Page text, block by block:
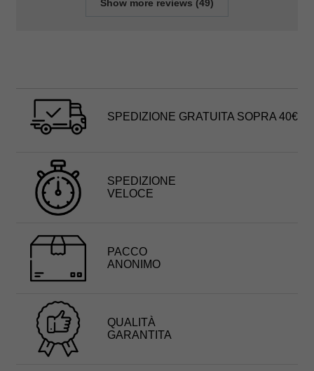
Show more reviews (49)
SPEDIZIONE GRATUITA SOPRA 40€
SPEDIZIONE
VELOCE
PACCO
ANONIMO
QUALITÀ
GARANTITA